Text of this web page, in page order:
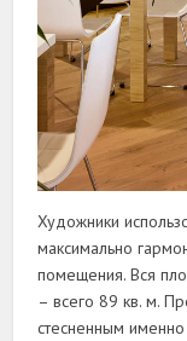
Художники
максимально
помещения. Вся
– всего 89 кв. м.
стесненным